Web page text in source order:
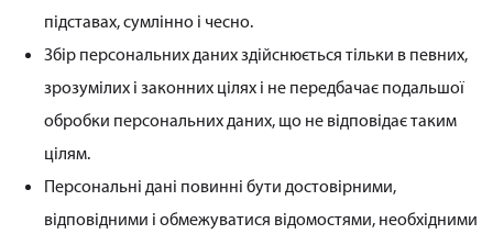
підставах, сумлінно і чесно.
Збір персональних даних здійснюється тільки в певних,
зрозумілих і законних цілях і не передбачає подальшої
обробки персональних даних, що не відповідає таким
цілям.
Персональні дані повинні бути достовірними,
відповідними і обмежуватися відомостями, необхідними